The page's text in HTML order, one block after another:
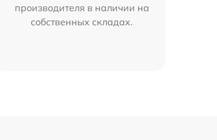
производителя в наличии на
собственных складах.